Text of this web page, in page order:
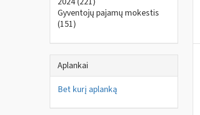
Gyventojų pajamų mokestis
(151)
Aplankai
Bet kurį aplanką